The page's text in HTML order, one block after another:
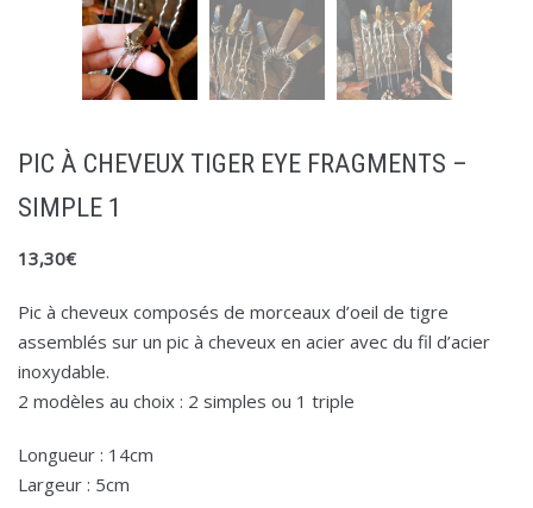
PIC À CHEVEUX TIGER EYE FRAGMENTS –
SIMPLE 1
13,30€
Pic à cheveux composés de morceaux d’oeil de tigre
assemblés sur un pic à cheveux en acier avec du fil d’acier
inoxydable.
2 modèles au choix : 2 simples ou 1 triple
Longueur : 14cm
Largeur : 5cm